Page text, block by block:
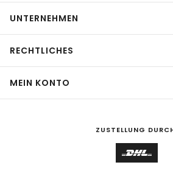
UNTERNEHMEN
RECHTLICHES
MEIN KONTO
ZUSTELLUNG